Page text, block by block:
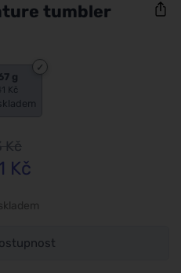
tumbler
g
Kč
Kč
Kč